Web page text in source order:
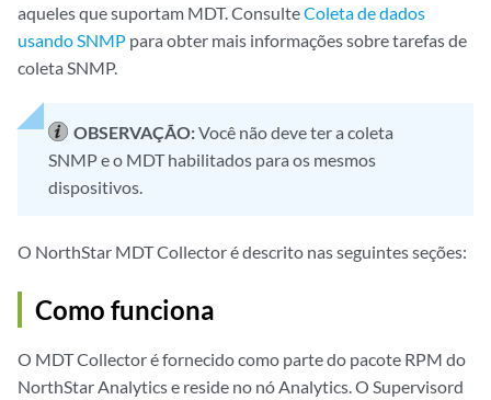
aqueles que suportam MDT. ConsulteColeta de dados
usando SNMP para obter mais informações sobre tarefas de
coleta SNMP.
OBSERVAÇÃO:Você não deve ter a coleta
SNMP e o MDT habilitados para os mesmos
dispositivos.
O NorthStar MDT Collector é descrito nas seguintes seções:
Como funciona
O MDT Collector é fornecido como parte do pacote RPM do
NorthStar Analytics e reside no nó Analytics. O Supervisord